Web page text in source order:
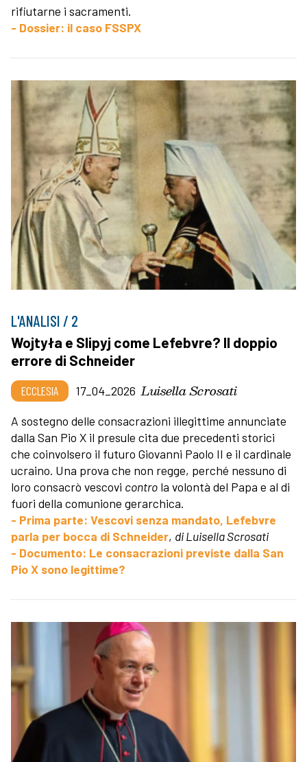
rifiutarne i sacramenti.
- Dossier: il caso FSSPX
L'ANALISI / 2
Wojtyła e Slipyj come Lefebvre? Il doppio
errore di Schneider
ECCLESIA 17_04_2026 Luisella Scrosati
A sostegno delle consacrazioni illegittime annunciate
dalla San Pio X il presule cita due precedenti storici
che coinvolsero il futuro Giovanni Paolo II e il cardinale
ucraino. Una prova che non regge, perché nessuno di
loro consacrò vescovi contro la volontà del Papa e al di
fuori della comunione gerarchica.
- Prima parte: Vescovi senza mandato, Lefebvre
parla per bocca di Schneider, di Luisella Scrosati
- Documento: Le consacrazioni previste dalla San
Pio X sono legittime?